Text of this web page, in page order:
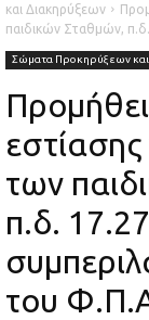
και Διακηρύξεων
παιδικών Σταθμών,
Σώματα Προκηρύξεων
εστίασης
των
π.δ.
του